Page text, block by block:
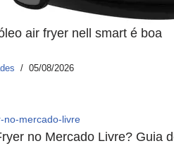
air fryer nell smart é boa
05/08/2026
no Mercado Livre? Guia